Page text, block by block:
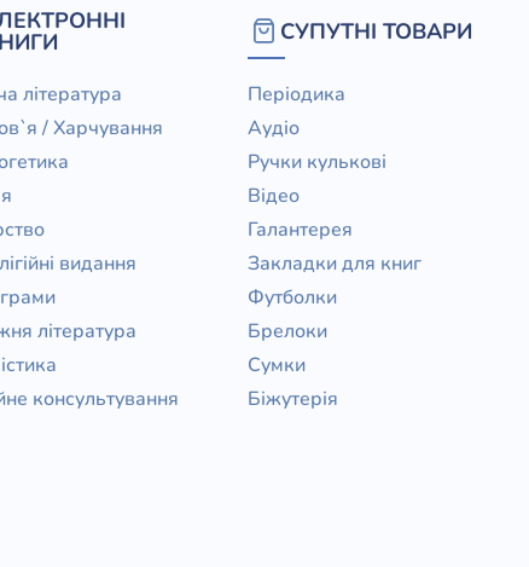
Дитяча література
Книги іноземними мовами
Церковні традиції
Публіцистика
Богослів`я
література
/ Харчування
видання
література
консультування
СУПУТНІ ТОВАРИ
Періодика
Аудіо
Ручки кулькові
Відео
Галантерея
Закладки для книг
Футболки
Брелоки
Сумки
Біжутерія